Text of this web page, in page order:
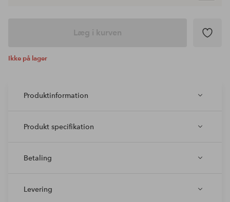
Læg i kurven
Ikke på lager
Produktinformation
Produkt specifikation
Betaling
Levering